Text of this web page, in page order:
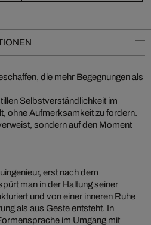
die mehr Begegnungen als
Selbstverständlichkeit im
ohne Aufmerksamkeit zu fordern.
sondern auf den Moment
erst nach dem
man in der Haltung seiner
und von einer inneren Ruhe
als aus Geste entsteht. In
im Umgang mit